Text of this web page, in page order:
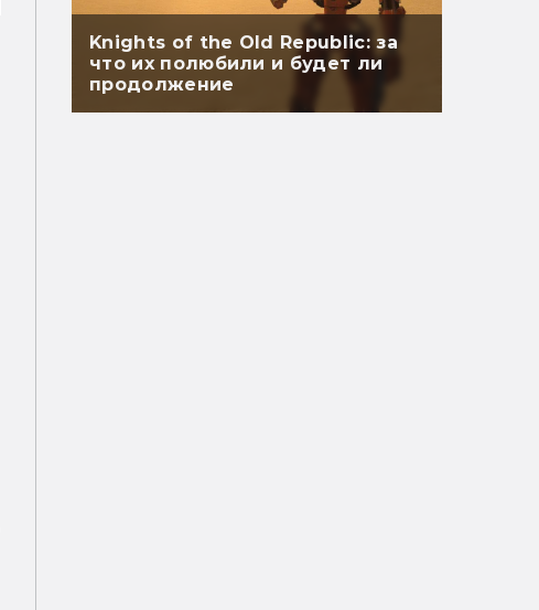
Knights of the Old Republic: за
что их полюбили и будет ли
продолжение